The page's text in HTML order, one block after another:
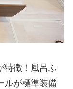
特徴！風呂ふ
ルが標準装備